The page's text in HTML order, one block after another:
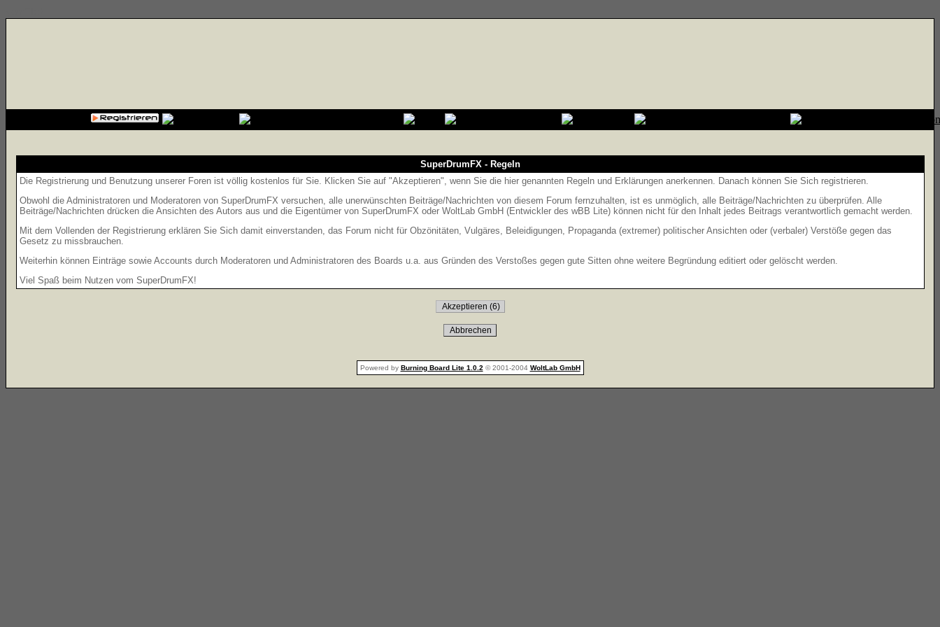
SuperDrumFX - Regeln
Die Registrierung und Benutzung unserer Foren ist völlig kostenlos für Sie. Klicken Sie auf "Akzeptieren", wenn Sie die hier genannten Regeln und Erklärungen anerkennen. Danach können Sie Sich registrieren.
Obwohl die Administratoren und Moderatoren von SuperDrumFX versuchen, alle unerwünschten Beiträge/Nachrichten von diesem Forum fernzuhalten, ist es unmöglich, alle Beiträge/Nachrichten zu überprüfen. Alle
Beiträge/Nachrichten drücken die Ansichten des Autors aus und die Eigentümer von SuperDrumFX oder WoltLab GmbH (Entwickler des wBB Lite) können nicht für den Inhalt jedes Beitrags verantwortlich gemacht werden.
Mit dem Vollenden der Registrierung erklären Sie Sich damit einverstanden, das Forum nicht für Obzönitäten, Vulgäres, Beleidigungen, Propaganda (extremer) politischer Ansichten oder (verbaler) Verstöße gegen das
Gesetz zu missbrauchen.
Weiterhin können Einträge sowie Accounts durch Moderatoren und Administratoren des Boards u.a. aus Gründen des Verstoßes gegen gute Sitten ohne weitere Begründung editiert oder gelöscht werden.
Viel Spaß beim Nutzen vom SuperDrumFX!
Powered by Burning Board Lite 1.0.2 © 2001-2004 WoltLab GmbH